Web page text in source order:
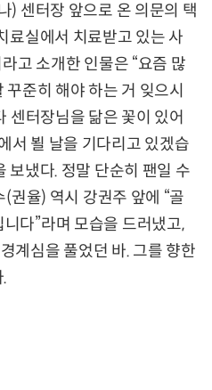
) 센터장 앞으로 온 의문의 택
료실에서 치료받고 있는 사
고 소개한 인물은 “요즘 많
준히 해야 하는 거 잊으시
센터장님을 닮은 꽃이 있어
서 뵐 날을 기다리고 있겠습
보냈다. 정말 단순히 팬일 수
권율) 역시 강권주 앞에 “골
다”라며 모습을 드러냈고,
계심을 풀었던 바. 그를 향한